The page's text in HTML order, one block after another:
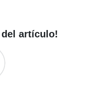
del artículo!